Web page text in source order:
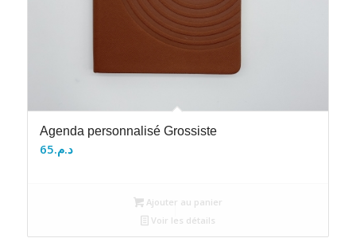
Agenda personnalisé Grossiste
د.م.65
Ajouter au panier
Voir les détails